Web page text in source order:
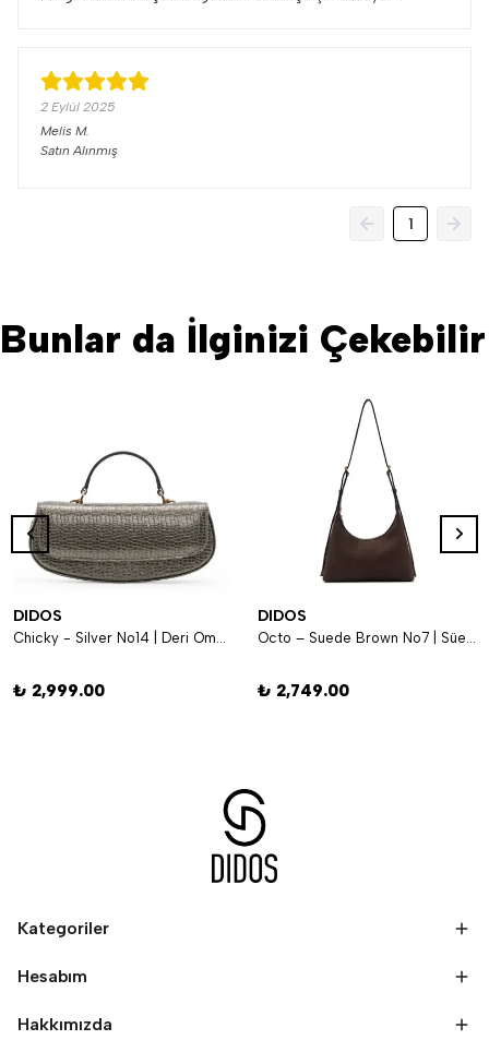
2 Eylül 2025
Melis M.
Satın Alınmış
1
Bunlar da İlginizi Çekebilir
DIDOS
Chicky - Silver No14 | Deri Omuz Çantası
₺ 2,999.00
DIDOS
Octo – Suede Brown No7 | Süet Kahverengi Omuz Çantası
₺ 2,749.00
Kategoriler
Hesabım
Hakkımızda